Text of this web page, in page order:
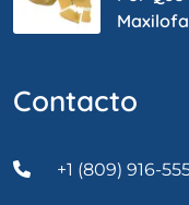
Contacto
+1 (809) 916-